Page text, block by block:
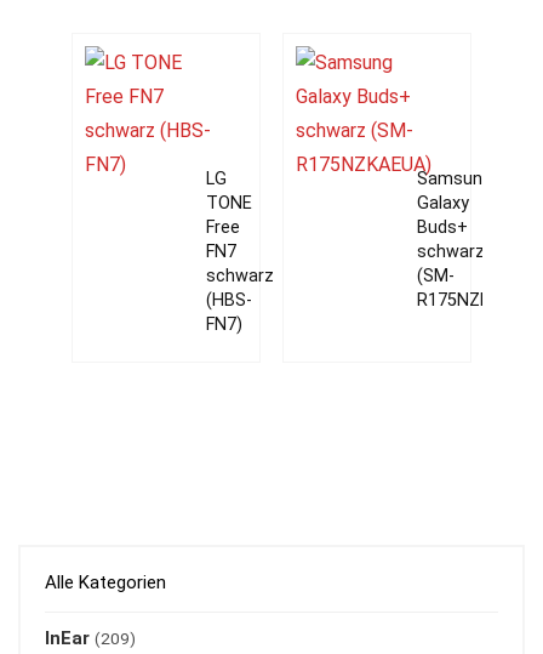
LG
TONE
Free
FN7
schwarz
(HBS-
FN7)
Samsung
Galaxy
Buds+
schwarz
(SM-
R175NZKAEUA)
Alle Kategorien
InEar (209)